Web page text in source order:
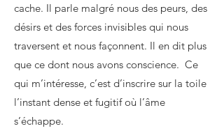
cache. Il parle malgré nous des peurs, des
désirs et des forces invisibles qui nous
traversent et nous façonnent. Il en dit plus
que ce dont nous avons conscience. Ce
qui m’intéresse, c’est d’inscrire sur la toile
l’instant dense et fugitif où l’âme
s’échappe.